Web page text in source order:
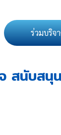
ร่วมบริจ
สนับสนุน